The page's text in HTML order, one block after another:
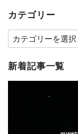
カテゴリー
カ
テ
ゴ
新着記事一覧